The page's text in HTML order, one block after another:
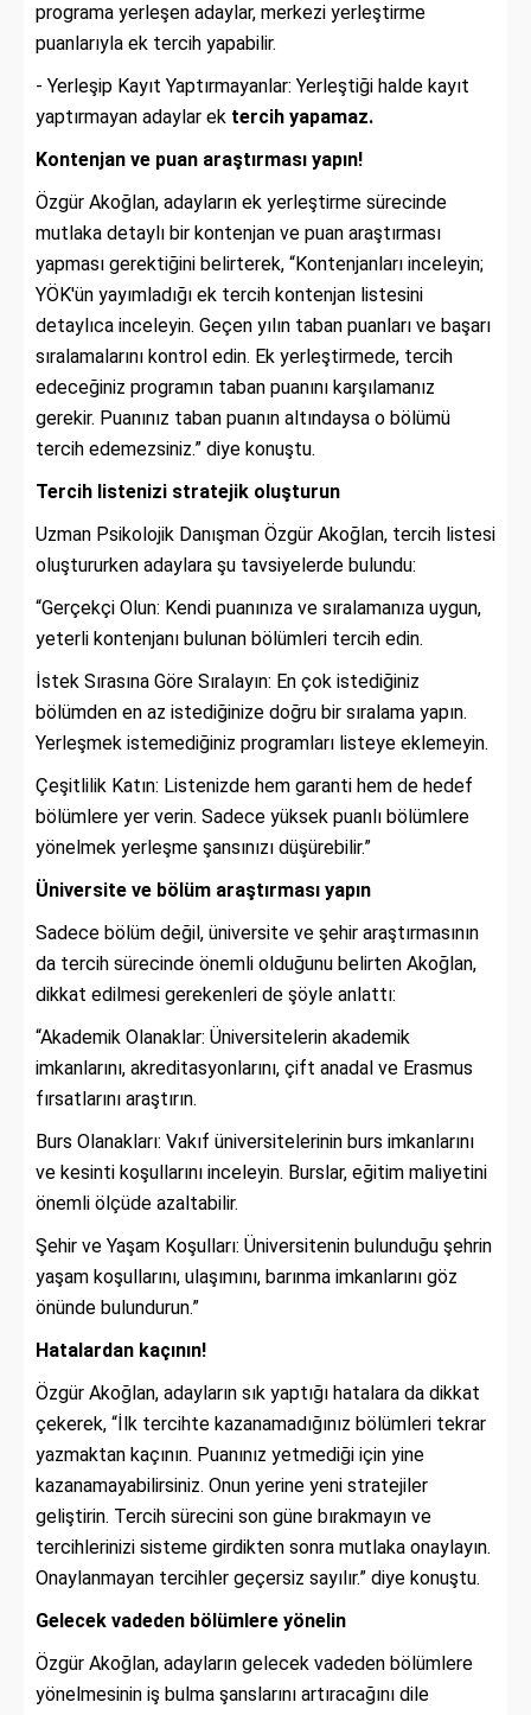
programa yerleşen adaylar, merkezi yerleştirme
puanlarıyla ek tercih yapabilir.
- Yerleşip Kayıt Yaptırmayanlar: Yerleştiği halde kayıt
yaptırmayan adaylar ek tercih yapamaz.
Kontenjan ve puan araştırması yapın!
Özgür Akoğlan, adayların ek yerleştirme sürecinde
mutlaka detaylı bir kontenjan ve puan araştırması
yapması gerektiğini belirterek, “Kontenjanları inceleyin;
YÖK'ün yayımladığı ek tercih kontenjan listesini
detaylıca inceleyin. Geçen yılın taban puanları ve başarı
sıralamalarını kontrol edin. Ek yerleştirmede, tercih
edeceğiniz programın taban puanını karşılamanız
gerekir. Puanınız taban puanın altındaysa o bölümü
tercih edemezsiniz.” diye konuştu.
Tercih listenizi stratejik oluşturun
Uzman Psikolojik Danışman Özgür Akoğlan, tercih listesi
oluştururken adaylara şu tavsiyelerde bulundu:
“Gerçekçi Olun: Kendi puanınıza ve sıralamanıza uygun,
yeterli kontenjanı bulunan bölümleri tercih edin.
İstek Sırasına Göre Sıralayın: En çok istediğiniz
bölümden en az istediğinize doğru bir sıralama yapın.
Yerleşmek istemediğiniz programları listeye eklemeyin.
Çeşitlilik Katın: Listenizde hem garanti hem de hedef
bölümlere yer verin. Sadece yüksek puanlı bölümlere
yönelmek yerleşme şansınızı düşürebilir.”
Üniversite ve bölüm araştırması yapın
Sadece bölüm değil, üniversite ve şehir araştırmasının
da tercih sürecinde önemli olduğunu belirten Akoğlan,
dikkat edilmesi gerekenleri de şöyle anlattı:
“Akademik Olanaklar: Üniversitelerin akademik
imkanlarını, akreditasyonlarını, çift anadal ve Erasmus
fırsatlarını araştırın.
Burs Olanakları: Vakıf üniversitelerinin burs imkanlarını
ve kesinti koşullarını inceleyin. Burslar, eğitim maliyetini
önemli ölçüde azaltabilir.
Şehir ve Yaşam Koşulları: Üniversitenin bulunduğu şehrin
yaşam koşullarını, ulaşımını, barınma imkanlarını göz
önünde bulundurun.”
Hatalardan kaçının!
Özgür Akoğlan, adayların sık yaptığı hatalara da dikkat
çekerek, “İlk tercihte kazanamadığınız bölümleri tekrar
yazmaktan kaçının. Puanınız yetmediği için yine
kazanamayabilirsiniz. Onun yerine yeni stratejiler
geliştirin. Tercih sürecini son güne bırakmayın ve
tercihlerinizi sisteme girdikten sonra mutlaka onaylayın.
Onaylanmayan tercihler geçersiz sayılır.” diye konuştu.
Gelecek vadeden bölümlere yönelin
Özgür Akoğlan, adayların gelecek vadeden bölümlere
yönelmesinin iş bulma şanslarını artıracağını dile